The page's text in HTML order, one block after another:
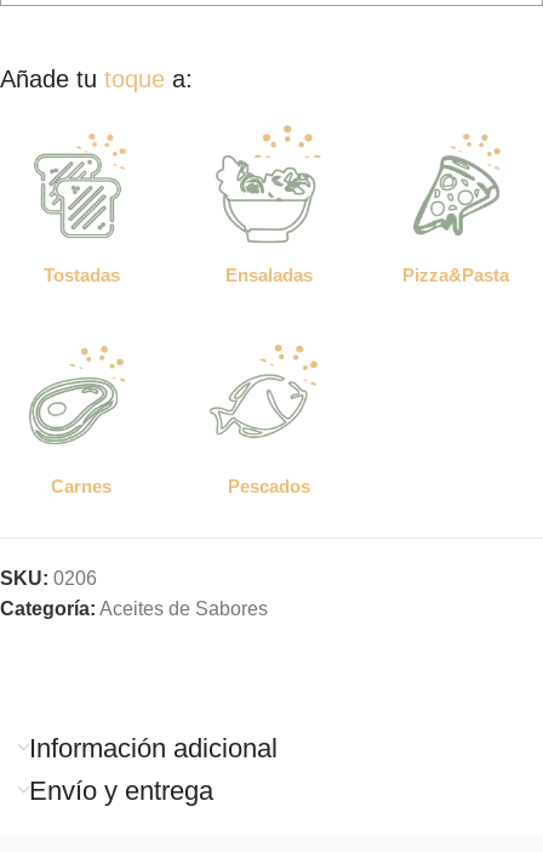
Añade tu toque a:
Tostadas Ensaladas Pizza&Pasta
Carnes Pescados
SKU: 0206
Categoría: Aceites de Sabores
Información adicional
Envío y entrega